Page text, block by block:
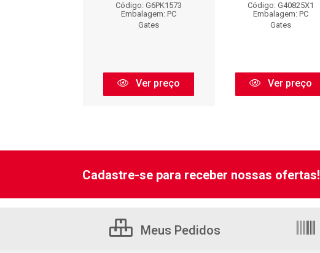
Código: G6PK1573
Embalagem: PC
Gates
Ver preço
Código: G40825X1
Embalagem: PC
Gates
Ver preço
Cadastre-se para receber nossas ofertas!
Meus Pedidos